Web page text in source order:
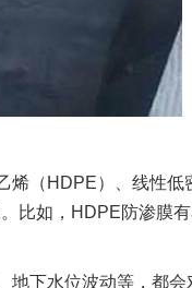
烯（HDPE）、线性低
比如，HDPE防渗膜
地下水位波动等，都